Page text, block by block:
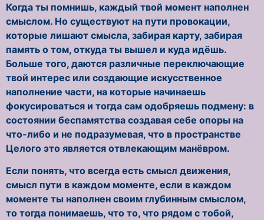
Когда ты помнишь, каждый твой момент наполнен
смыслом. Но существуют на пути провокации,
которые лишают смысла, забирая карту, забирая
память о том, откуда ты вышел и куда идёшь.
Больше того, даются различные переключающие
твой интерес или создающие искусственное
наполнение части, на которые начинаешь
фокусироваться и тогда сам одобряешь подмену: в
состоянии беспамятства создавая себе опоры на
что-либо и не подразумевая, что в пространстве
Целого это является отвлекающим манёвром.
Если понять, что всегда есть смысл движения,
смысл пути в каждом моменте, если в каждом
моменте ты наполнен своим глубинным смыслом,
то тогда понимаешь, что то, что рядом с тобой,